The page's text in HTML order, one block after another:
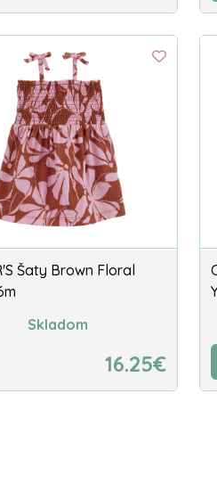
Šaty Brown Floral
Skladom
16.25€